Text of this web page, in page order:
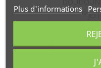
Plus d'informations